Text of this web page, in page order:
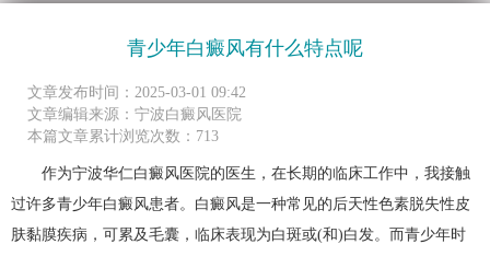
青少年白癜风有什么特点呢
文章发布时间：2025-03-01 09:42
文章编辑来源：宁波白癜风医院
本篇文章累计浏览次数：713
作为宁波华仁白癜风医院的医生，在长期的临床工作中，我接触
过许多青少年白癜风患者。白癜风是一种常见的后天性色素脱失性皮
肤黏膜疾病，可累及毛囊，临床表现为白斑或(和)白发。而青少年时